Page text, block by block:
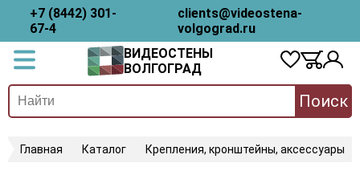
+7 (8442) 301-
67-4
clients@videostena-
volgograd.ru
ВИДЕОСТЕНЫ
ВОЛГОГРАД
Поиск
Главная Каталог Крепления, кронштейны, аксессуары